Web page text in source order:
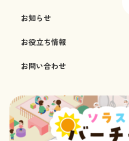
お知らせ
お役立ち情報
お問い合わせ